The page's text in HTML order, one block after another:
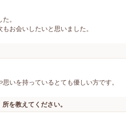
。
お会いしたいと思いました。
いを持っているとても優しい方です。
を教えてください。